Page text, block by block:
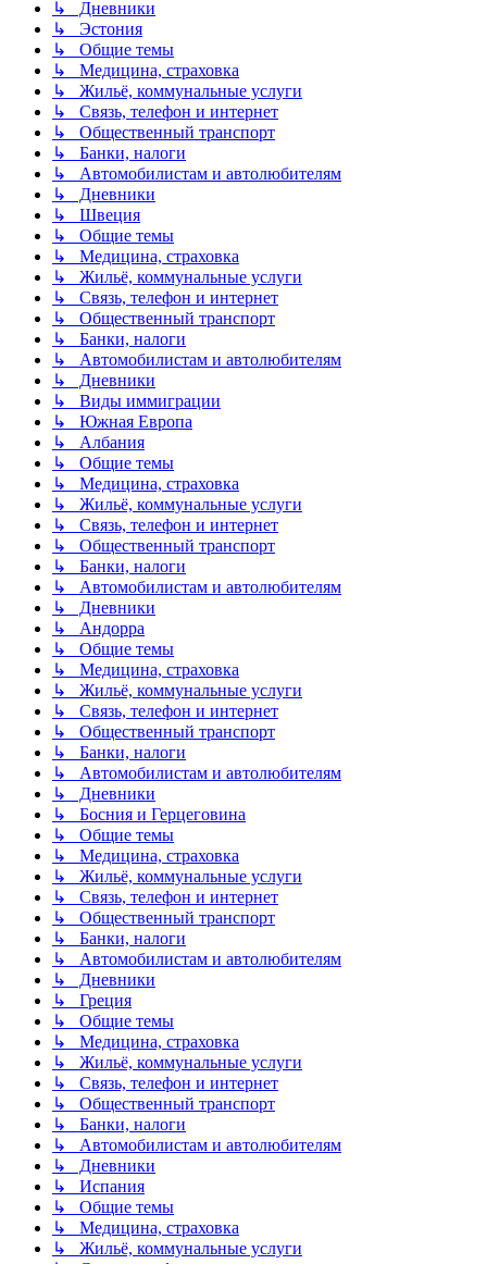
↳ Дневники
↳ Эстония
↳ Общие темы
↳ Медицина, страховка
↳ Жильё, коммунальные услуги
↳ Связь, телефон и интернет
↳ Общественный транспорт
↳ Банки, налоги
↳ Автомобилистам и автолюбителям
↳ Дневники
↳ Швеция
↳ Общие темы
↳ Медицина, страховка
↳ Жильё, коммунальные услуги
↳ Связь, телефон и интернет
↳ Общественный транспорт
↳ Банки, налоги
↳ Автомобилистам и автолюбителям
↳ Дневники
↳ Виды иммиграции
↳ Южная Европа
↳ Албания
↳ Общие темы
↳ Медицина, страховка
↳ Жильё, коммунальные услуги
↳ Связь, телефон и интернет
↳ Общественный транспорт
↳ Банки, налоги
↳ Автомобилистам и автолюбителям
↳ Дневники
↳ Андорра
↳ Общие темы
↳ Медицина, страховка
↳ Жильё, коммунальные услуги
↳ Связь, телефон и интернет
↳ Общественный транспорт
↳ Банки, налоги
↳ Автомобилистам и автолюбителям
↳ Дневники
↳ Босния и Герцеговина
↳ Общие темы
↳ Медицина, страховка
↳ Жильё, коммунальные услуги
↳ Связь, телефон и интернет
↳ Общественный транспорт
↳ Банки, налоги
↳ Автомобилистам и автолюбителям
↳ Дневники
↳ Греция
↳ Общие темы
↳ Медицина, страховка
↳ Жильё, коммунальные услуги
↳ Связь, телефон и интернет
↳ Общественный транспорт
↳ Банки, налоги
↳ Автомобилистам и автолюбителям
↳ Дневники
↳ Испания
↳ Общие темы
↳ Медицина, страховка
↳ Жильё, коммунальные услуги